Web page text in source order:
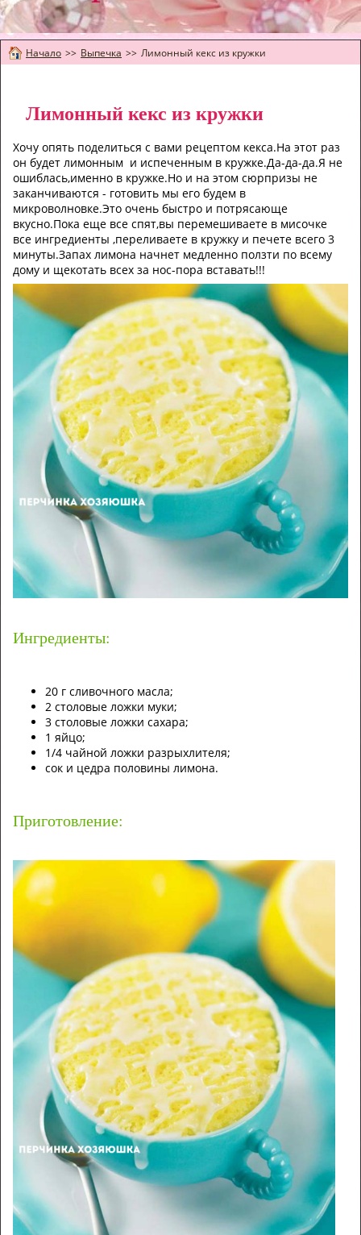
Начало >> Выпечка >> Лимонный кекс из кружки
Лимонный кекс из кружки
Хочу опять поделиться с вами рецептом кекса.На этот раз
он будет лимонным и испеченным в кружке.Да-да-да.Я не
ошиблась,именно в кружке.Но и на этом сюрпризы не
заканчиваются - готовить мы его будем в
микроволновке.Это очень быстро и потрясающе
вкусно.Пока еще все спят,вы перемешиваете в мисочке
все ингредиенты ,переливаете в кружку и печете всего 3
минуты.Запах лимона начнет медленно ползти по всему
дому и щекотать всех за нос-пора вставать!!!
Ингредиенты:
20 г сливочного масла;
2 столовые ложки муки;
3 столовые ложки сахара;
1 яйцо;
1/4 чайной ложки разрыхлителя;
сок и цедра половины лимона.
Приготовление: